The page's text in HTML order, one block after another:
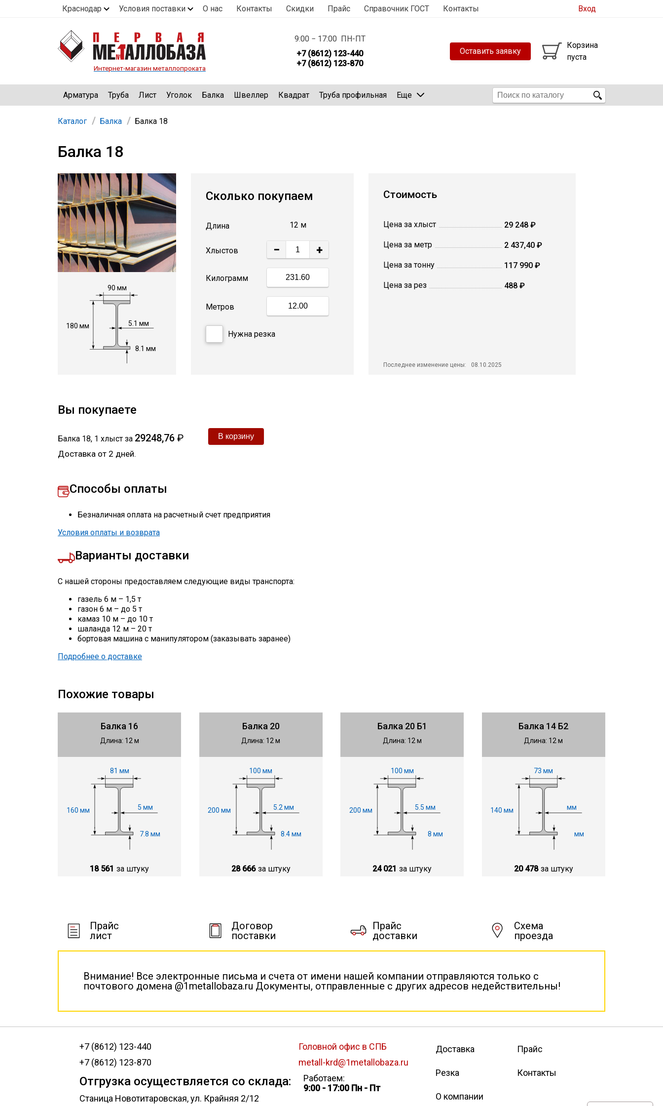
Краснодар Условия поставки О нас Контакты Скидки Прайс Справочник ГОСТ Контакты Вход
Интернет-магазин металлопроката
9:00 − 17:00 ПН-ПТ
+7 (8612) 123-440
+7 (8612) 123-870
Корзина
пуста
Оставить заявку
Арматура Труба Лист Уголок Балка Швеллер Квадрат Труба профильная Еще
Каталог Балка Балка 18
Балка 18
180 мм
90 мм
5.1 мм
8.1 мм
Сколько покупаем
Длина 12 м
Хлыстов − +
Килограмм
Метров
Нужна резка
Стоимость
Цена за хлыст 29 248 ₽
Цена за метр 2 437,40 ₽
Цена за тонну 117 990 ₽
Цена за рез 488 ₽
Последнее изменение цены: 08.10.2025
Вы покупаете
Балка 18, 1 хлыст за 29248,76 ₽
Доставка от 2 дней.
Способы оплаты
Безналичная оплата на расчетный счет предприятия
Условия оплаты и возврата
Варианты доставки
С нашей стороны предоставляем следующие виды транспорта:
газель 6 м – 1,5 т
газон 6 м – до 5 т
камаз 10 м – до 10 т
шаланда 12 м – 20 т
бортовая машина с манипулятором (заказывать заранее)
Подробнее о доставке
Похожие товары
Балка 16
Длина: 12 м
160 мм
81 мм
5 мм
7.8 мм
18 561 за штуку
Балка 20
Длина: 12 м
200 мм
100 мм
5.2 мм
8.4 мм
28 666 за штуку
Балка 20 Б1
Длина: 12 м
200 мм
100 мм
5.5 мм
8 мм
24 021 за штуку
Балка 14 Б2
Длина: 12 м
140 мм
73 мм
мм
мм
20 478 за штуку
Прайс
лист
Договор
поставки
Прайс
доставки
Схема
проезда
Внимание! Все электронные письма и счета от имени нашей компании отправляются только с
почтового домена @1metallobaza.ru Документы, отправленные с других адресов недействительны!
+7 (8612) 123-440
+7 (8612) 123-870
Отгрузка осуществляется со склада:
Станица Новотитаровская, ул. Крайняя 2/12
Головной офис в СПБ
metall-krd@1metallobaza.ru
Работаем:
9:00 - 17:00 Пн - Пт
Доставка Прайс
Резка Контакты
О компании